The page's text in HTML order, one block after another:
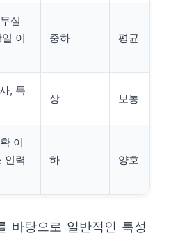
실
이
중하 평균
, 특
상 보통
이
인력
하 양호
바탕으로 일반적인 특성